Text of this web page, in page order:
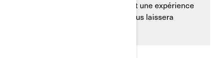
concessionnaires Can-Am offrent une expérience
d’essai unique et excitante qui vous laissera